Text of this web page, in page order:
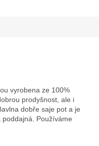
vyrobena ze 100%
prodyšnost, ale i
dobře saje pot a je
Používáme